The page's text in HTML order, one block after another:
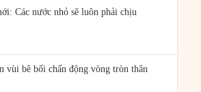
Các nước nhỏ sẽ luôn phải chịu
vùi bê bối chấn động vòng tròn thân